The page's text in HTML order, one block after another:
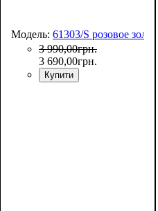
Модель: 61303/S розовое золото
3 990,00грн.
3 690,00грн.
Купити